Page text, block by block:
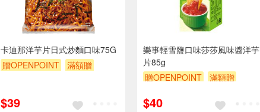
卡迪那洋芋片日式炒麵口味75G
贈OPENPOINT
滿額贈
$39
樂事輕雪鹽口味莎莎風味醬洋芋
片85g
贈OPENPOINT
滿額贈
$40